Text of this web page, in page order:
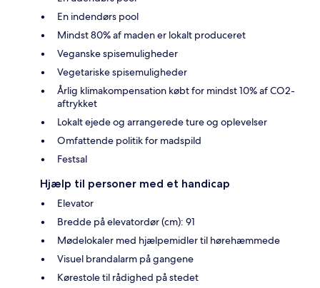
En indendørs pool
Mindst 80% af maden er lokalt produceret
Veganske spisemuligheder
Vegetariske spisemuligheder
Årlig klimakompensation købt for mindst 10% af CO2-
aftrykket
Lokalt ejede og arrangerede ture og oplevelser
Omfattende politik for madspild
Festsal
Hjælp til personer med et handicap
Elevator
Bredde på elevatordør (cm): 91
Mødelokaler med hjælpemidler til hørehæmmede
Visuel brandalarm på gangene
Kørestole til rådighed på stedet